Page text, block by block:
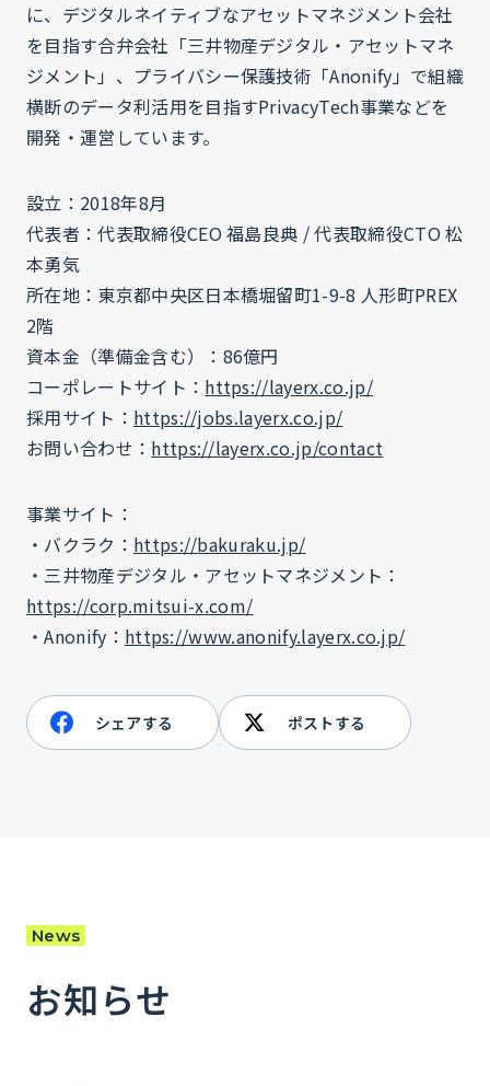
に、デジタルネイティブなアセットマネジメント会社
を目指す合弁会社「三井物産デジタル・アセットマネ
ジメント」、プライバシー保護技術「Anonify」で組織
横断のデータ利活用を目指すPrivacyTech事業などを
開発・運営しています。
設立：2018年8月
代表者：代表取締役CEO 福島良典 / 代表取締役CTO 松
本勇気
所在地：東京都中央区日本橋堀留町1-9-8 人形町PREX
2階
資本金（準備金含む）：86億円
コーポレートサイト： https://layerx.co.jp/
採用サイト： https://jobs.layerx.co.jp/
お問い合わせ： https://layerx.co.jp/contact
事業サイト：
・バクラク： https://bakuraku.jp/
・三井物産デジタル・アセットマネジメント：
https://corp.mitsui-x.com/
・Anonify： https://www.anonify.layerx.co.jp/
シェアする ポストする
News
お知らせ